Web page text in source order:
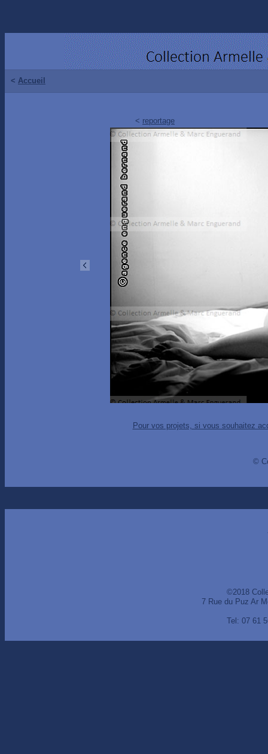
< Accueil
< reportage
Pour vos projets, si vous souhaitez
©
©2018
7 Rue du Puz Ar
Tel: 07 61